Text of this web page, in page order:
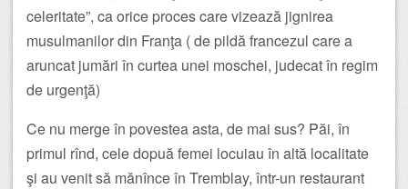
celeritate”, ca orice proces care vizează jignirea
musulmanilor din Franţa ( de pildă francezul care a
aruncat jumări în curtea unei moschei, judecat în regim
de urgenţă)
Ce nu merge în povestea asta, de mai sus? Păi, în
primul rînd, cele dopuă femei locuiau în altă localitate
şi au venit să mănînce în Tremblay, într-un restaurant